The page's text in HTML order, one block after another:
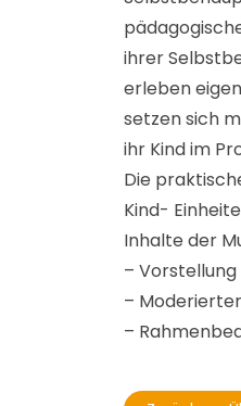
ihrer
erleben
setzen sich
ihr Kind im
Die
Kind-
Inhalte der
–
–
–